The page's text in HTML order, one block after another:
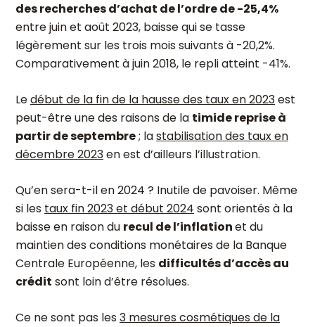
des recherches d’achat de l’ordre de -25,4%
entre juin et août 2023, baisse qui se tasse
légèrement sur les trois mois suivants à -20,2%.
Comparativement à juin 2018, le repli atteint -41%.
Ledébut de la fin de la hausse des taux en 2023est
peut-être une des raisons de la timide reprise à
partir de septembre; lastabilisation des taux en
décembre 2023en est d’ailleurs l’illustration.
Qu’en sera-t-il en 2024 ? Inutile de pavoiser. Même
si les taux fin 2023 et début 2024 sont orientés à la
baisse en raison du recul de l’inflationet du
maintien des conditions monétaires de la Banque
Centrale Européenne, les difficultés d’accès au
crédit sont loin d’être résolues.
Ce ne sont pas les3 mesures cosmétiques de la